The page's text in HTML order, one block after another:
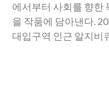
에서부터 사회를 향한
을 작품에 담아낸다.
대입구역 인근 알지비